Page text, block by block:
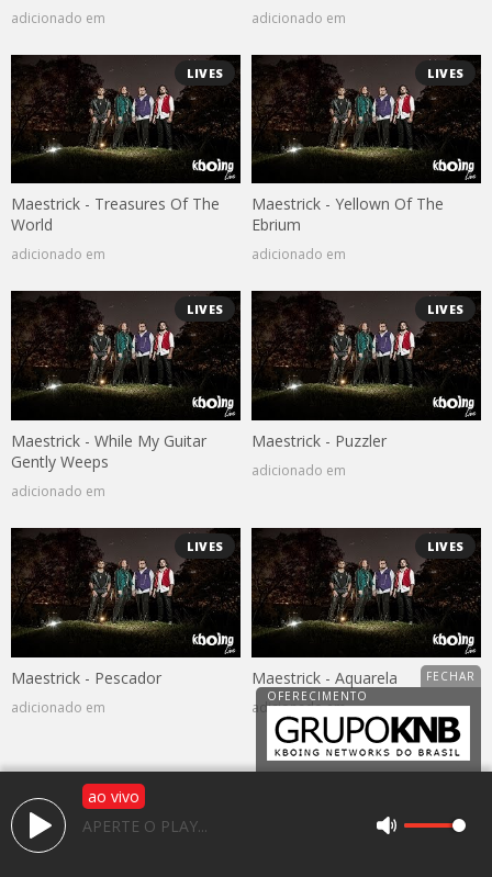
adicionado em adicionado em
LIVES
Maestrick - Treasures Of The
World
adicionado em
LIVES
Maestrick - Yellown Of The
Ebrium
adicionado em
LIVES
Maestrick - While My Guitar
Gently Weeps
adicionado em
LIVES
Maestrick - Puzzler
adicionado em
LIVES
Maestrick - Pescador
adicionado em
LIVES
Maestrick - Aquarela
adicionado em
Av. 25 de janeiro, 1983, Jardim Caparroz
CEP: 15050-466 - São José do Rio Preto / SP
ao vivo
APERTE O PLAY...